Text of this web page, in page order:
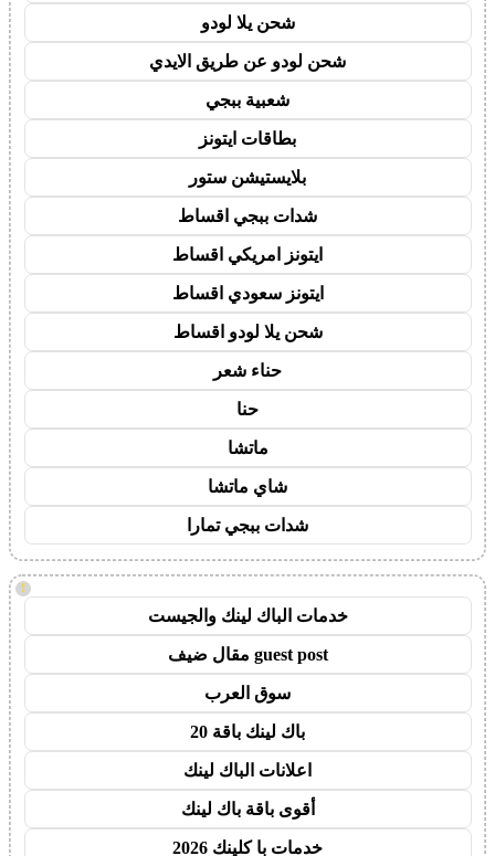
شحن يلا لودو
شحن لودو عن طريق الايدي
شعبية ببجي
بطاقات ايتونز
بلايستيشن ستور
شدات ببجي اقساط
ايتونز امريكي اقساط
ايتونز سعودي اقساط
شحن يلا لودو اقساط
حناء شعر
حنا
ماتشا
شاي ماتشا
شدات ببجي تمارا
!
خدمات الباك لينك والجيست
guest post مقال ضيف
سوق العرب
باك لينك باقة 20
اعلانات الباك لينك
أقوى باقة باك لينك
خدمات با كلينك 2026